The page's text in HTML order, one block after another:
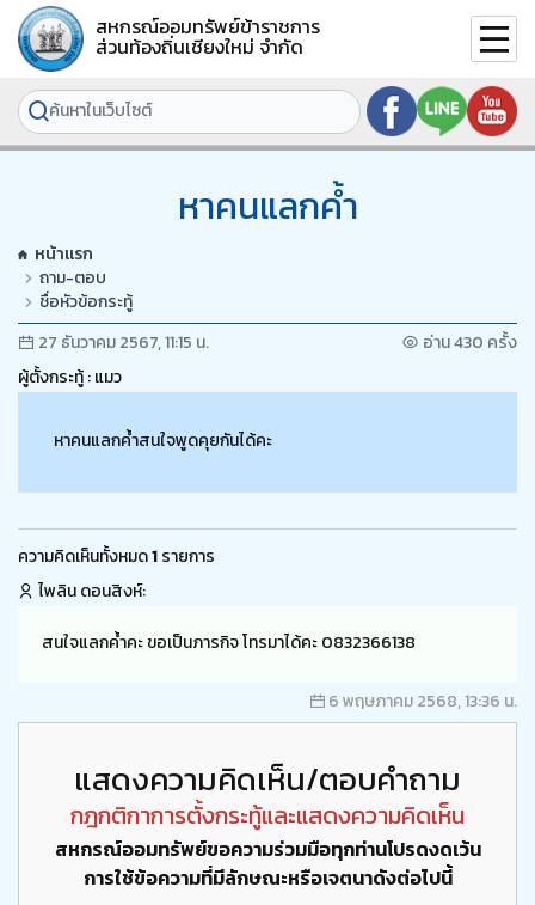
สหกรณ์ออมทรัพย์ข้าราชการ
ส่วนท้องถิ่นเชียงใหม่ จำกัด
หาคนแลกค้ำ
หน้าแรก
ถาม-ตอบ
ชื่อหัวข้อกระทู้
27 ธันวาคม 2567, 11:15 น.
อ่าน 430 ครั้ง
ผู้ตั้งกระทู้ : แมว
หาคนแลกค้ำสนใจพูดคุยกันได้คะ
ความคิดเห็นทั้งหมด1รายการ
ไพลิน ดอนสิงห์:
สนใจแลกค้ำคะ ขอเป็นภารกิจ โทรมาได้คะ 0832366138
6 พฤษภาคม 2568, 13:36 น.
แสดงความคิดเห็น/ตอบคำถาม
กฎกติกาการตั้งกระทู้และแสดงความคิดเห็น
สหกรณ์ออมทรัพย์ขอความร่วมมือทุกท่านโปรดงดเว้น
การใช้ข้อความที่มีลักษณะหรือเจตนาดังต่อไปนี้